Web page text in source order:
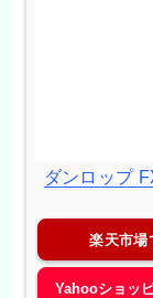
ダンロップ
楽天市場
Yahooショッ